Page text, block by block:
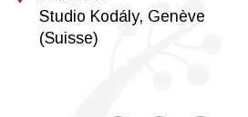
Studio Kodály, Genève
(Suisse)